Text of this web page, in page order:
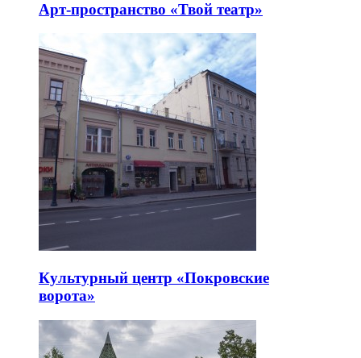
Арт-пространство «Твой театр»
Культурный центр «Покровские
ворота»